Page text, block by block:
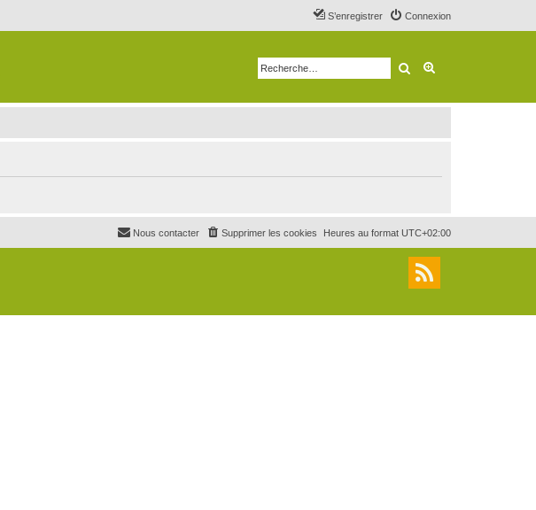
Connexion
S’enregistrer
Rechercher
Heures au format UTC+02:00
Supprimer les cookies
Nous contacter